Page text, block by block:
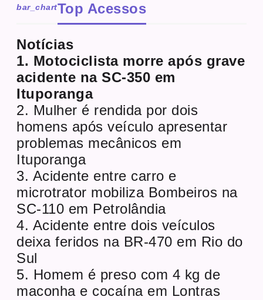
bar_chartTop Acessos
Notícias
1. Motociclista morre após grave
acidente na SC-350 em
Ituporanga
2. Mulher é rendida por dois
homens após veículo apresentar
problemas mecânicos em
Ituporanga
3. Acidente entre carro e
microtrator mobiliza Bombeiros na
SC-110 em Petrolândia
4. Acidente entre dois veículos
deixa feridos na BR-470 em Rio do
Sul
5. Homem é preso com 4 kg de
maconha e cocaína em Lontras